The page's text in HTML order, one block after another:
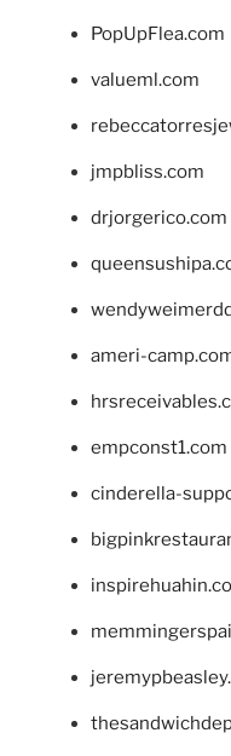
PopUpFlea.com
valueml.com
jmpbliss.com
drjorgerico.com
ameri-
empconst1.com
cinderella-